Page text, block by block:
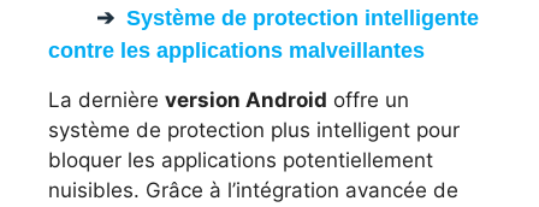
Système de protection intelligente
contre les applications malveillantes
La dernière version Android offre un
système de protection plus intelligent pour
bloquer les applications potentiellement
nuisibles. Grâce à l’intégration avancée de